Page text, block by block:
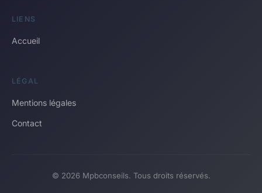
LIENS
Accueil
LÉGAL
Mentions légales
Contact
© 2026 Mpbconseils. Tous droits réservés.